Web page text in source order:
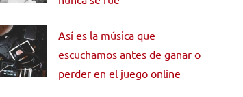
Así es la música que
escuchamos antes de ganar o
perder en el juego online